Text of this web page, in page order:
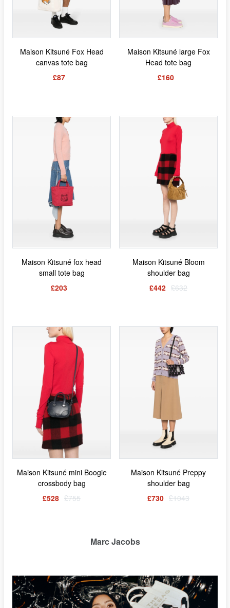
Maison Kitsuné Fox Head
canvas tote bag
£87
Maison Kitsuné large Fox
Head tote bag
£160
Maison Kitsuné fox head
small tote bag
£203
Maison Kitsuné Bloom
shoulder bag
£442 £632
Maison Kitsuné mini Boogie
crossbody bag
£528 £755
Maison Kitsuné Preppy
shoulder bag
£730 £1043
Marc Jacobs